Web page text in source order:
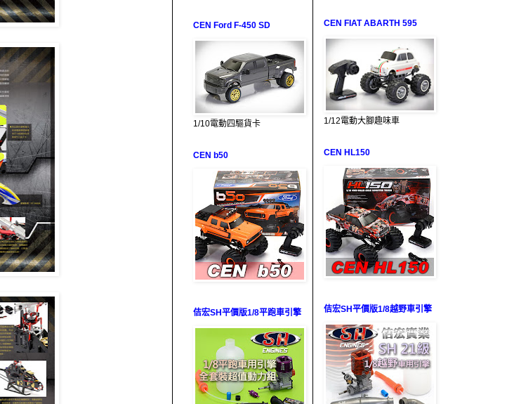
CEN Ford F-450 SD
1/10電動四驅貨卡
CEN b50
佶宏SH平價版1/8平跑車引擎
CEN FIAT ABARTH 595
1/12電動大腳趣味車
CEN HL150
佶宏SH平價版1/8越野車引擎